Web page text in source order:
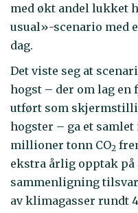
med økt andel lukket
usual»-scenario med
dag.
Det viste seg at
hogst – der om lag en
utført som
hogster – ga et
millioner tonn CO2
ekstra årlig opptak på
sammenligning
av klimagasser rundt